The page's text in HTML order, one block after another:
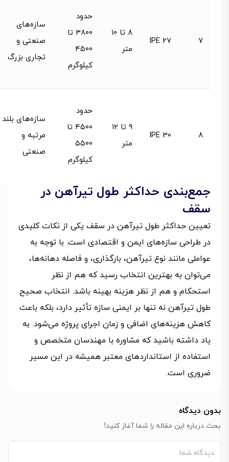
7
IPE 27
۸ تا ۱۰
متر
حدود
۳۸۰۰ تا
۴۵۰۰
کیلوگرم
سازه‌های
صنعتی و
تجاری بزرگ
8
IPE 30
۹ تا ۱۲
متر
حدود
۴۵۰۰ تا
۵۵۰۰
کیلوگرم
سازه‌های بلند
مرتبه و
صنعتی
جمع‌بندی حداکثر طول تیرآهن در
سقف
تعیین حداکثر طول تیرآهن در سقف یکی از نکات کلیدی
در طراحی سازه‌های ایمن و اقتصادی است. با توجه به
عواملی مانند نوع تیرآهن، بارگذاری، و فاصله دهانه‌ها،
می‌توان به بهترین انتخاب رسید که هم از نظر
استحکام و هم از نظر هزینه بهینه باشد. انتخاب صحیح
طول تیرآهن نه تنها بر ایمنی سازه تأثیر دارد، بلکه باعث
کاهش هزینه‌های اضافی و زمان اجرای پروژه می‌شود. به
یاد داشته باشید که مشاوره با مهندسان متخصص و
استفاده از استانداردهای معتبر همیشه در این مسیر
ضروری است.
بدون دیدگاه
بحث درباره این مقاله را شما آغاز کنید!